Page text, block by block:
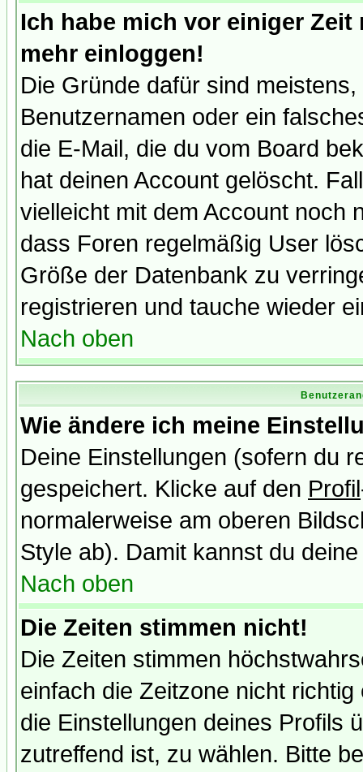
Ich habe mich vor einiger
mehr einloggen!
Die Gründe dafür sind
Benutzernamen oder ein
die E-Mail, die du vom Board
hat deinen Account gelöscht.
vielleicht mit dem Account noch
dass Foren regelmäßig User
Größe der Datenbank zu
registrieren und tauche wieder
Nach oben
Wie ändere ich meine
Deine Einstellungen (sofern du
gespeichert. Klicke auf den Profil
normalerweise am oberen
Style ab). Damit kannst du
Nach oben
Die Zeiten stimmen nicht!
Die Zeiten stimmen
einfach die Zeitzone nicht
die Einstellungen deines Profils
zutreffend ist, zu wählen. Bitte